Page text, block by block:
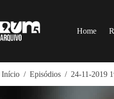
o
conteúdo
Home
Início / Episódios / 24-11-2019